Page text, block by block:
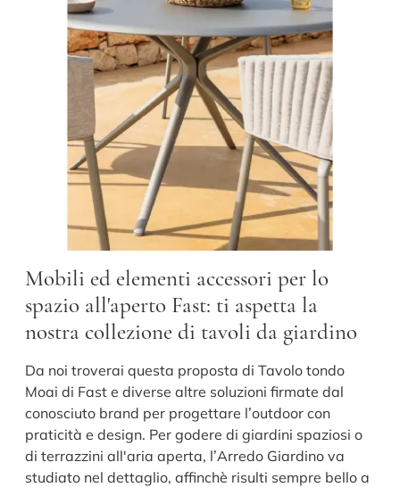
Mobili ed elementi accessori per lo
spazio all'aperto Fast: ti aspetta la
nostra collezione di tavoli da giardino
Da noi troverai questa proposta di Tavolo tondo
Moai di Fast e diverse altre soluzioni firmate dal
conosciuto brand per progettare l’outdoor con
praticità e design. Per godere di giardini spaziosi o
di terrazzini all'aria aperta, l’Arredo Giardino va
studiato nel dettaglio, affinchè risulti sempre bello a